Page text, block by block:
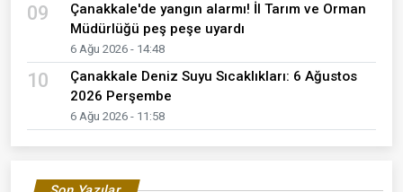
09
Çanakkale'de yangın alarmı! İl Tarım ve Orman
Müdürlüğü peş peşe uyardı
6 Ağu 2026 - 14:48
10
Çanakkale Deniz Suyu Sıcaklıkları: 6 Ağustos
2026 Perşembe
6 Ağu 2026 - 11:58